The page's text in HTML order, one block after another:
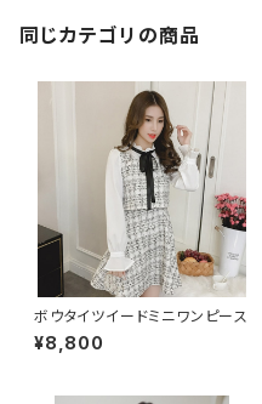
同じカテゴリの商品
ボウタイツイードミニワンピース
¥8,800